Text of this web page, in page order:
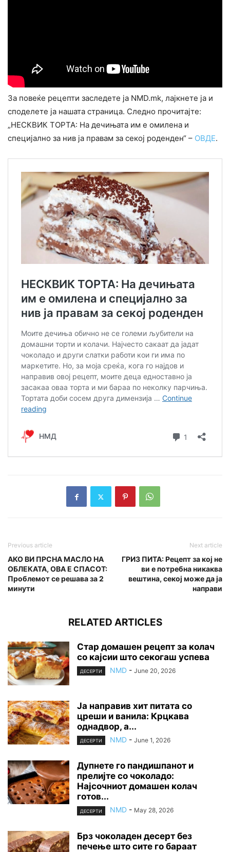
За повеќе рецепти заследете ја NMD.mk, лајкнете ја и
споделете ја нашата страница. Следно прочитајте:
„НЕСКВИК ТОРТА: На дечињата им е омилена и
специјално за нив ја правам за секој роденден“ – ОВДЕ.
Previous article
АКО ВИ ПРСНА МАСЛО НА
ОБЛЕКАТА, ОВА Е СПАСОТ:
Проблемот се решава за 2
минути
Next article
ГРИЗ ПИТА: Рецепт за кој не
ви е потребна никаква
вештина, секој може да ја
направи
RELATED ARTICLES
Стар домашен рецепт за колач
со кајсии што секогаш успева
ДЕСЕРТИ NMD - June 20, 2026
Ја направив хит питата со
цреши и ванила: Крцкава
однадвор, а...
ДЕСЕРТИ NMD - June 1, 2026
Дупнете го пандишпанот и
прелијте со чоколадо:
Најсочниот домашен колач
готов...
ДЕСЕРТИ NMD - May 28, 2026
Брз чоколаден десерт без
печење што сите го бараат